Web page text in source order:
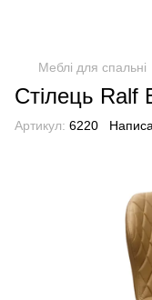
Меблі для спальні
Стілець Ralf
Артикул: 6220